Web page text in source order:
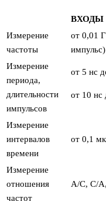
ВХОДЫ
Измерение
частоты
от 0,01
импульс)
Измерение
периода,
длительности
импульсов
от 5 нс
от 10 нс
Измерение
интервалов
времени
от 0,1
Измерение
отношения
частот
А/С, С/